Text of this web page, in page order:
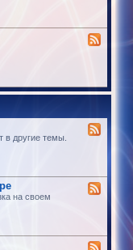
в другие темы.
на своем